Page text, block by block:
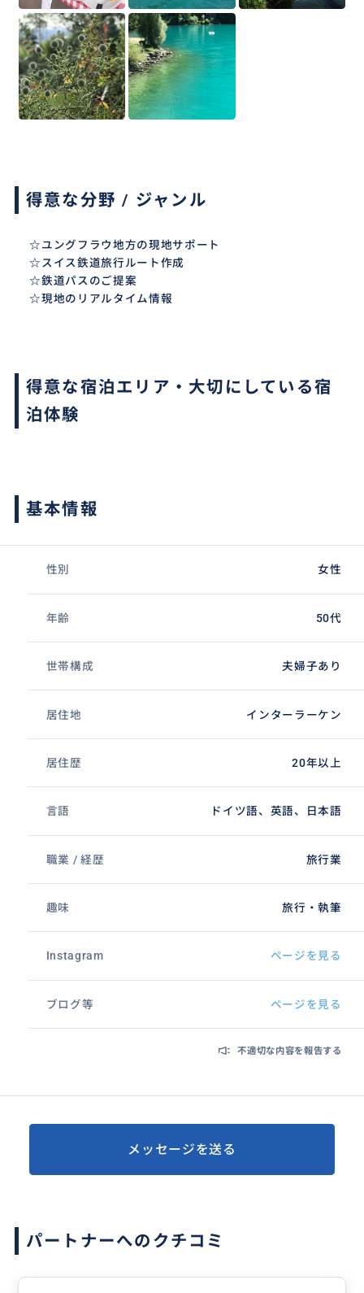
得意な分野 / ジャンル
☆ユングフラウ地方の現地サポート
☆スイス鉄道旅行ルート作成
☆鉄道パスのご提案
☆現地のリアルタイム情報
得意な宿泊エリア・大切にしている宿
泊体験
基本情報
性別 女性
年齢 50代
世帯構成 夫婦子あり
居住地 インターラーケン
居住歴 20年以上
言語 ドイツ語、英語、日本語
職業 / 経歴 旅行業
趣味 旅行・執筆
Instagram ページを見る
ブログ等 ページを見る
不適切な内容を報告する
メッセージを送る
パートナーへのクチコミ